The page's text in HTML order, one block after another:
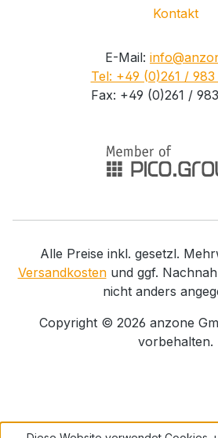
Kontakt
E-Mail:
Tel: +49 (0)261 /
Fax: +49 (0)261 /
Alle Preise inkl. gesetzl.
Versandkostenund ggf.
nicht anders
Copyright © 2026 anzone
vorbehalten.